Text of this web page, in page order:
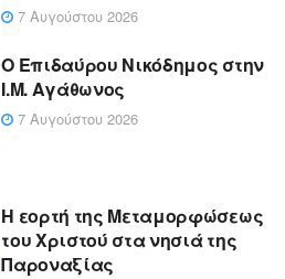
7 Αυγούστου 2026
Ο Επιδαύρου Νικόδημος στην
Ι.Μ. Αγάθωνος
7 Αυγούστου 2026
Η εορτή της Μεταμορφώσεως
του Χριστού στα νησιά της
Παροναξίας